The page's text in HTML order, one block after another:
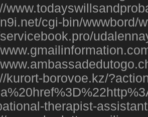
cgi-bin/wwwbord/
kurort-borovoe.kz/
therapist-